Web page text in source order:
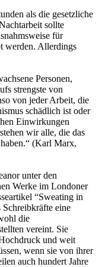
als die gesetzliche
sollte
für
werden. Allerdings
Personen,
strengste von
von jeder Arbeit, die
schädlich ist oder
Einwirkungen
wir alle, die das
(Karl Marx,
unter den
Werke im Londoner
“Sweating in
eine
die
vereint. Sie
und weit
wenn sie von ihrer
auch hundert Jahre